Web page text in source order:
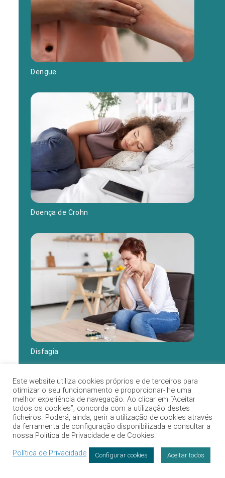
Dengue
Doença de Crohn
Disfagia
Marcação
Este website utiliza cookies próprios e de terceiros para
otimizar o seu funcionamento e proporcionar-lhe uma
melhor experiência de navegação. Ao clicar em “Aceitar
todos os cookies”, concorda com a utilização destes
ficheiros. Poderá, ainda, gerir a utilização de cookies através
da ferramenta de configuração disponibilizada e consultar a
nossa Política de Privacidade e de Cookies.
Política de Privacidade
Configurar cookies Aceitar todos